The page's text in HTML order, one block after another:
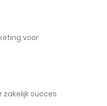
voor
zakelijk succes